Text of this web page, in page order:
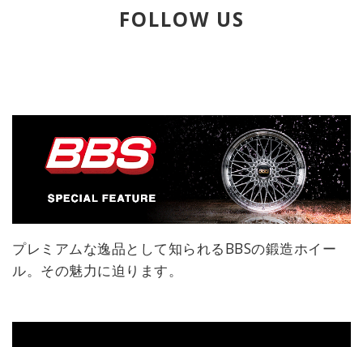
デルからアンティークまで、見る者
の感性を刺激する1本をセレクト。今
FOLLOW US
プレミアムな逸品として知られるBBSの鍛造ホイー
ル。その魅力に迫ります。